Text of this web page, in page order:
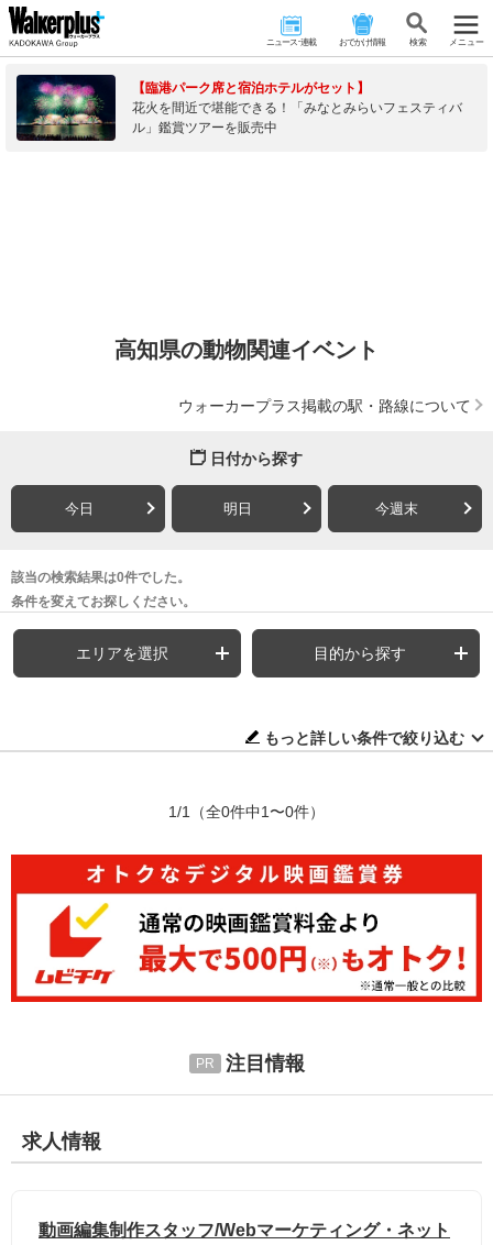
ニュース･連載 おでかけ情報 検 索 メニュー
【臨港パーク席と宿泊ホテルがセット】
花火を間近で堪能できる！「みなとみらいフェスティバ
ル」鑑賞ツアーを販売中
高知県の動物関連イベント
ウォーカープラス掲載の駅・路線について
日付から探す
今日 明日 今週末
該当の検索結果は0件でした。
条件を変えてお探しください。
エリアを選択 目的から探す
もっと詳しい条件で絞り込む
1/1 （全0件中1〜0件）
注目情報
求人情報
動画編集制作スタッフ/Webマーケティング・ネット